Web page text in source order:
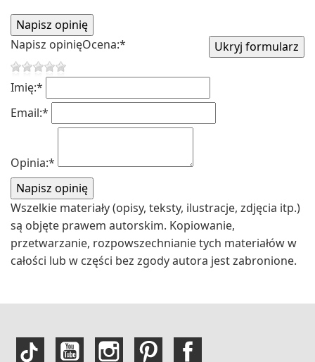
Napisz opinięOcena:*
Imię:*
Email:*
Opinia:*
Wszelkie materiały (opisy, teksty, ilustracje, zdjęcia itp.)
są objęte prawem autorskim. Kopiowanie,
przetwarzanie, rozpowszechnianie tych materiałów w
całości lub w części bez zgody autora jest zabronione.